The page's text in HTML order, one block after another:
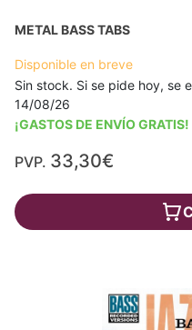
METAL BASS TABS
Disponible en breve
Sin stock. Si se pide hoy, se
14/08/26
¡GASTOS DE ENVÍO GRATIS!
PVP. 33,30€